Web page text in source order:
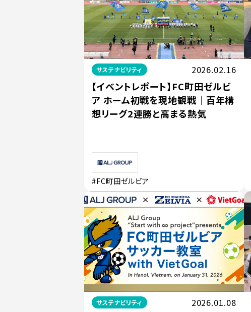
サステナビリティ 2026.02.16
【イベントレポート】FC町田ゼルビ
ア ホーム初戦を現地観戦｜百年構
想リーグ2連勝と高まる熱気
#FC町田ゼルビア
サステナビリティ 2026.01.08